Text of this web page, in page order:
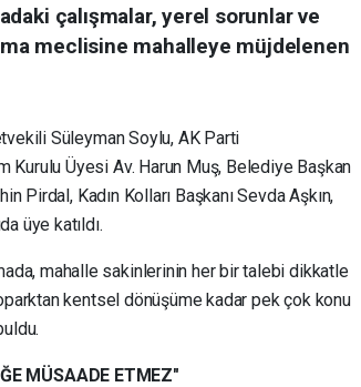
çalışmalar, yerel sorunlar ve
meclisine mahalleye müjdelenen
Süleyman Soylu, AK Parti
Kurulu Üyesi Av. Harun Muş, Belediye Başkan
Pirdal, Kadın Kolları Başkanı Sevda Aşkın,
üye katıldı.
mahalle sakinlerinin her bir talebi dikkatle
kentsel dönüşüme kadar pek çok konu
MÜSAADE ETMEZ"